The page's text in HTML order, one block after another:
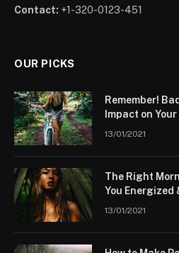
Contact: +1-320-0123-451
OUR PICKS
Remember!
Impact on
13/01/2021
The Right
You Energized
13/01/2021